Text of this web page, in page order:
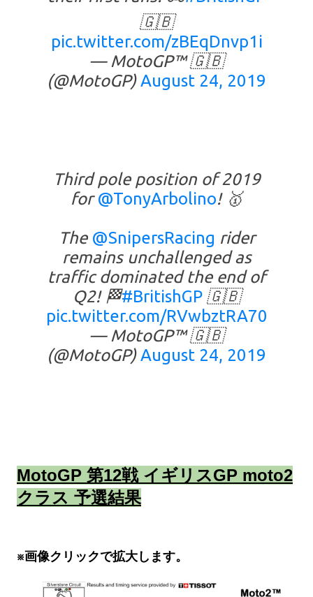
🇬🇧
pic.twitter.com/zBEqDnvp1i
— MotoGP™ 🇬🇧
(@MotoGP)August 24, 2019
Third pole position of 2019
for@TonyArbolino! 🥇
The @SnipersRacing rider
remains unchallenged as
traffic dominated the end of
Q2! 🏁#BritishGP 🇬🇧
pic.twitter.com/RVwbztRA70
— MotoGP™ 🇬🇧
(@MotoGP)August 24, 2019
MotoGP 第12戦 イギリスGP moto2
クラス 予選結果
※画像クリックで拡大します。